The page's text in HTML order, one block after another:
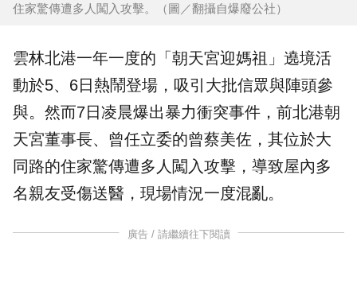
住家驚傳遭多人闖入攻擊。（圖／翻攝自爆廢公社）
雲林北港一年一度的「 朝天宮迎媽祖」遶境活
動於5、6日熱鬧登場，吸引大批信眾與陣頭參
與。然而7日凌晨爆出暴力衝突事件，前北港朝
天宮董事長、曾任立委的曾蔡美佐，其位於大
同路的住家驚傳遭多人 闖入攻擊，導致屋內多
名親友受傷送醫，現場情況一度混亂。
廣告 / 請繼續往下閱讀